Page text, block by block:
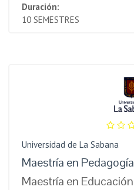
Duración:
10 SEMESTRES
Universidad de La Sabana
Maestría en
Maestría en Educación